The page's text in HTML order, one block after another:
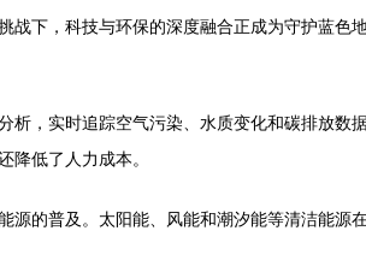
战下，科技与环保的深度融合正成为守护蓝
析，实时追踪空气污染、水质变化和碳排放
降低了人力成本。
源的普及。太阳能、风能和潮汐能等清洁能